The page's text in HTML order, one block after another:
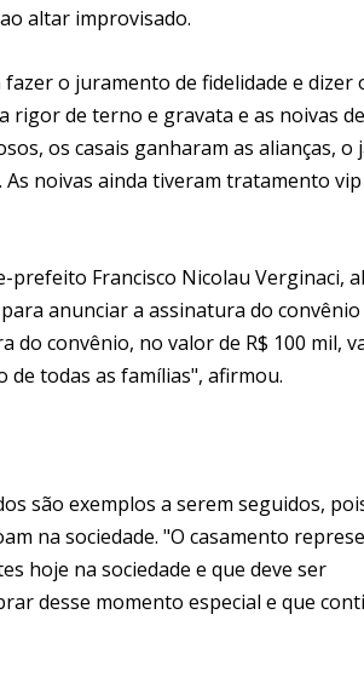
altar improvisado.
o juramento de fidelidade e dizer
rigor de terno e gravata e as noivas de
os casais ganharam as alianças, o
noivas ainda tiveram tratamento vip
Francisco Nicolau Verginaci,
anunciar a assinatura do
do convênio, no valor de R$ 100 mil,
todas as famílias", afirmou.
são exemplos a serem seguidos,
na sociedade. "O casamento
hoje na sociedade e que deve ser
desse momento especial e que